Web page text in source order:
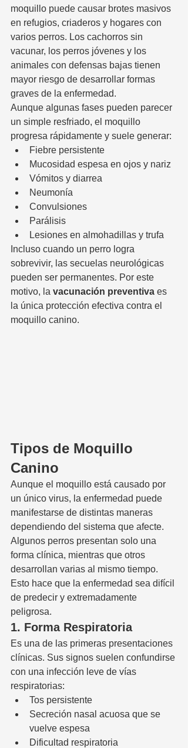
moquillo puede causar brotes masivos
en refugios, criaderos y hogares con
varios perros. Los cachorros sin
vacunar, los perros jóvenes y los
animales con defensas bajas tienen
mayor riesgo de desarrollar formas
graves de la enfermedad.
Aunque algunas fases pueden parecer
un simple resfriado, el moquillo
progresa rápidamente y suele generar:
Fiebre persistente
Mucosidad espesa en ojos y nariz
Vómitos y diarrea
Neumonía
Convulsiones
Parálisis
Lesiones en almohadillas y trufa
Incluso cuando un perro logra
sobrevivir, las secuelas neurológicas
pueden ser permanentes. Por este
motivo, la vacunación preventiva es
la única protección efectiva contra el
moquillo canino.
Tipos de Moquillo
Canino
Aunque el moquillo está causado por
un único virus, la enfermedad puede
manifestarse de distintas maneras
dependiendo del sistema que afecte.
Algunos perros presentan solo una
forma clínica, mientras que otros
desarrollan varias al mismo tiempo.
Esto hace que la enfermedad sea difícil
de predecir y extremadamente
peligrosa.
1. Forma Respiratoria
Es una de las primeras presentaciones
clínicas. Sus signos suelen confundirse
con una infección leve de vías
respiratorias:
Tos persistente
Secreción nasal acuosa que se
vuelve espesa
Dificultad respiratoria